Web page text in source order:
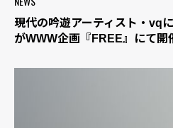
現代の吟遊アーティスト・vq
がWWW企画『FREE』にて開